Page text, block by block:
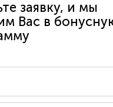
заявку, и мы
Вас в